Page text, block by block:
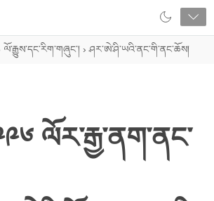
ལོ་རྒྱུས་དང་རིག་གཞུང་། ›ཤར་ཨེ་ཤི་ཡའི་ནང་གི་ནང་ཆོས།
ལོར་རྒྱ་ནག་ནང་